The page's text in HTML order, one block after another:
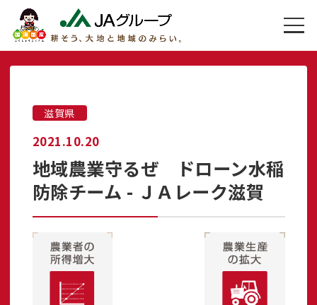
滋賀県
2021.10.20
地域農業守るぜ ドローン水稲
防除チーム - ＪＡレーク滋賀